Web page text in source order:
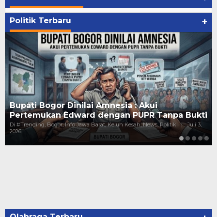
Politik Terbaru +
Bukti
Juli 3,
Kejanggalan Pundi-Pundi Kepala Dinas
Gaji Puluhan Juta, Harta Melejit Mi…
Di #Trending, Bogor, Hukum, Info Jawa Barat, Keluh Kesah,
Politik
| Juni 10, 2026